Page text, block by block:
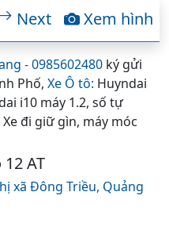
Xem hình
Next
- 0985602480 ký gửi
Phố, Xe Ô tô: Huyndai
i10 máy 1.2, số tự
đi giữ gìn, máy móc
AT
xã Đông Triều, Quảng